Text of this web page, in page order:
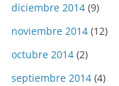
diciembre 2014 (9)
noviembre 2014 (12)
octubre 2014 (2)
septiembre 2014 (4)